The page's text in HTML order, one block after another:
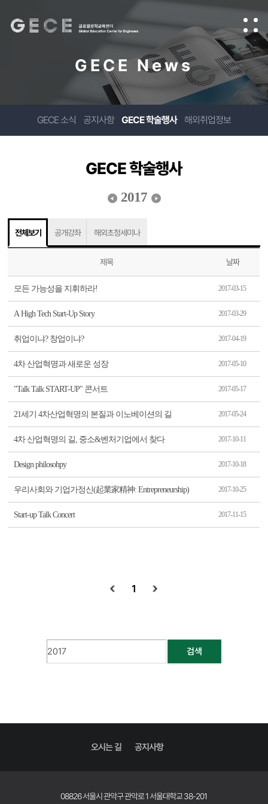
GECE News
GECE 소식 공지사항 GECE 학술행사 해외취업정보
GECE 학술행사
2017
전체보기 공개강좌 해외초청세미나
제목 날짜
모든 가능성을 지휘하라! 2017-03-15
A High Tech Start-Up Story 2017-03-29
취업이냐? 창업이냐? 2017-04-19
4차 산업혁명과 새로운 성장 2017-05-10
"Talk Talk START-UP" 콘서트 2017-05-17
21세기 4차산업혁명의 본질과 이노베이션의 길 2017-05-24
4차 산업혁명의 길, 중소&벤처기업에서 찾다 2017-10-11
Design philosohpy 2017-10-18
우리사회와 기업가정신(起業家精神: Entrepreneurship) 2017-10-25
Start-up Talk Concert 2017-11-15
1
검색
오시는 길 공지사항
08826 서울시 관악구 관악로 1 서울대학교 38-201